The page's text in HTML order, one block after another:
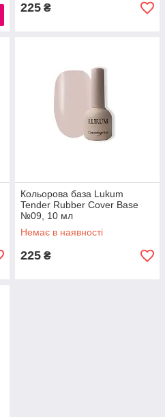
225 ₴
Кольорова база Lukum
Tender Rubber Cover Base
№09, 10 мл
Немає в наявності
225 ₴